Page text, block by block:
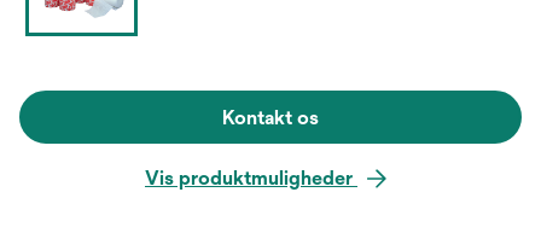
Kontakt os
Vis produktmuligheder